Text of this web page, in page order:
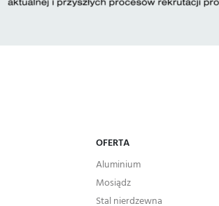
OFERTA
Aluminium
Mosiądz
Stal nierdzewna